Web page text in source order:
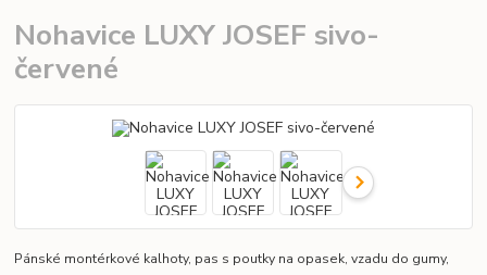
Nohavice LUXY JOSEF sivo-
červené
Pánské montérkové kalhoty, pas s poutky na opasek, vzadu do gumy,